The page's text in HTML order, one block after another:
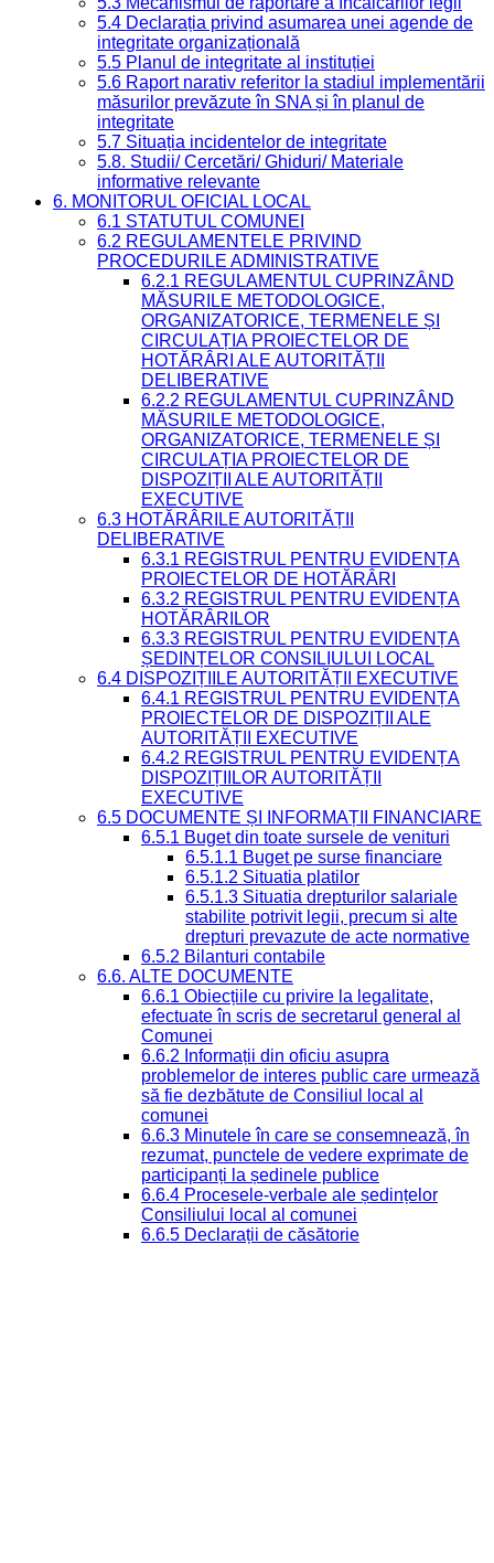
5.4 Declarația privind asumarea unei agende de
integritate organizațională
5.5 Planul de integritate al instituției
5.6 Raport narativ referitor la stadiul implementării
măsurilor prevăzute în SNA și în planul de
integritate
5.7 Situația incidentelor de integritate
5.8. Studii/ Cercetări/ Ghiduri/ Materiale
informative relevante
6. MONITORUL OFICIAL LOCAL
6.1 STATUTUL COMUNEI
6.2 REGULAMENTELE PRIVIND
PROCEDURILE ADMINISTRATIVE
6.2.1 REGULAMENTUL CUPRINZÂND
MĂSURILE METODOLOGICE,
ORGANIZATORICE, TERMENELE ȘI
CIRCULAȚIA PROIECTELOR DE
HOTĂRÂRI ALE AUTORITĂȚII
DELIBERATIVE
6.2.2 REGULAMENTUL CUPRINZÂND
MĂSURILE METODOLOGICE,
ORGANIZATORICE, TERMENELE ȘI
CIRCULAȚIA PROIECTELOR DE
DISPOZIȚII ALE AUTORITĂȚII
EXECUTIVE
6.3 HOTĂRÂRILE AUTORITĂȚII
DELIBERATIVE
6.3.1 REGISTRUL PENTRU EVIDENȚA
PROIECTELOR DE HOTĂRÂRI
6.3.2 REGISTRUL PENTRU EVIDENȚA
HOTĂRÂRILOR
6.3.3 REGISTRUL PENTRU EVIDENȚA
ȘEDINȚELOR CONSILIULUI LOCAL
6.4 DISPOZIȚIILE AUTORITĂȚII EXECUTIVE
6.4.1 REGISTRUL PENTRU EVIDENȚA
PROIECTELOR DE DISPOZIȚII ALE
AUTORITĂȚII EXECUTIVE
6.4.2 REGISTRUL PENTRU EVIDENȚA
DISPOZIȚIILOR AUTORITĂȚII
EXECUTIVE
6.5 DOCUMENTE ȘI INFORMAȚII FINANCIARE
6.5.1 Buget din toate sursele de venituri
6.5.1.1 Buget pe surse financiare
6.5.1.2 Situatia platilor
6.5.1.3 Situatia drepturilor salariale
stabilite potrivit legii, precum si alte
drepturi prevazute de acte normative
6.5.2 Bilanturi contabile
6.6. ALTE DOCUMENTE
6.6.1 Obiecțiile cu privire la legalitate,
efectuate în scris de secretarul general al
Comunei
6.6.2 Informații din oficiu asupra
problemelor de interes public care urmează
să fie dezbătute de Consiliul local al
comunei
6.6.3 Minutele în care se consemnează, în
rezumat, punctele de vedere exprimate de
participanți la ședinele publice
6.6.4 Procesele-verbale ale ședințelor
Consiliului local al comunei
6.6.5 Declarații de căsătorie